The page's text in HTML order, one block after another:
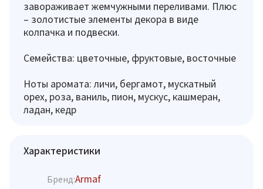
завораживает жемчужными переливами. Плюс
– золотистые элементы декора в виде
колпачка и подвески.
Семейства: цветочные, фруктовые, восточные
Ноты аромата: личи, бергамот, мускатный
орех, роза, ваниль, пион, мускус, кашмеран,
ладан, кедр
Характеристики
Бренд:Armaf